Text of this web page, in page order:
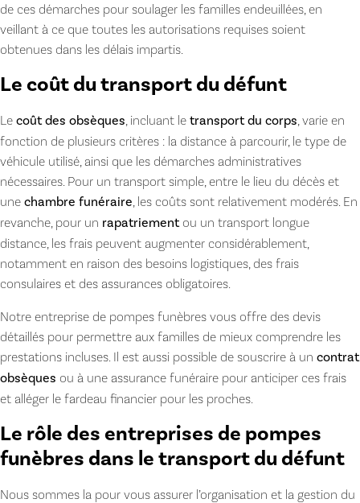
de ces démarches pour soulager les familles endeuillées, en
veillant à ce que toutes les autorisations requises soient
obtenues dans les délais impartis.
Le coût du transport du défunt
Le coût des obsèques, incluant le transport du corps, varie en
fonction de plusieurs critères : la distance à parcourir, le type de
véhicule utilisé, ainsi que les démarches administratives
nécessaires. Pour un transport simple, entre le lieu du décès et
une chambre funéraire, les coûts sont relativement modérés. En
revanche, pour un rapatriementou un transport longue
distance, les frais peuvent augmenter considérablement,
notamment en raison des besoins logistiques, des frais
consulaires et des assurances obligatoires.
Notre entreprise de pompes funèbres vous offre des devis
détaillés pour permettre aux familles de mieux comprendre les
prestations incluses. Il est aussi possible de souscrire à un contrat
obsèques ou à une assurance funéraire pour anticiper ces frais
et alléger le fardeau financier pour les proches.
Le rôle des entreprises de pompes
funèbres dans le transport du défunt
Nous sommes la pour vous assurer l’organisation et la gestion du